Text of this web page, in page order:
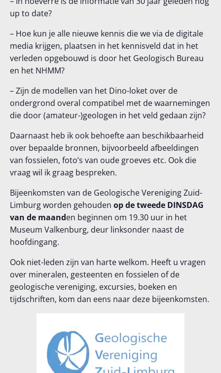
up to date?
– Hoe kun je alle nieuwe kennis die we via de digitale
media krijgen, plaatsen in het kennisveld dat in het
verleden opgebouwd is door het Geologisch Bureau
en het NHMM?
– Zijn de modellen van het Dino-loket over de
ondergrond overal compatibel met de waarnemingen
die door (amateur-)geologen in het veld gedaan zijn?
Daarnaast heb ik ook behoefte aan beschikbaarheid
over bepaalde bronnen, bijvoorbeeld afbeeldingen
van fossielen, foto’s van oude groeves etc. Ook die
vraag wil ik graag bespreken.
Bijeenkomsten van de Geologische Vereniging Zuid-
Limburg worden gehouden op de tweede DINSDAG
van de maanden beginnen om 19.30 uur in het
Museum Valkenburg, deur linksonder naast de
hoofdingang.
Ook niet-leden zijn van harte welkom. Heeft u vragen
over mineralen, gesteenten en fossielen of de
geologische vereniging, excursies, boeken en
tijdschriften, kom dan eens naar deze bijeenkomsten.